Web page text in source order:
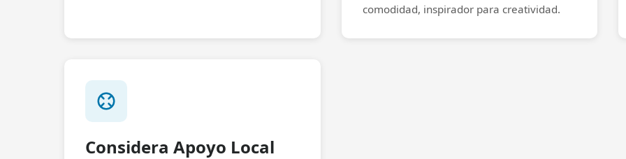
comodidad, inspirador para creatividad.
Considera Apoyo Local